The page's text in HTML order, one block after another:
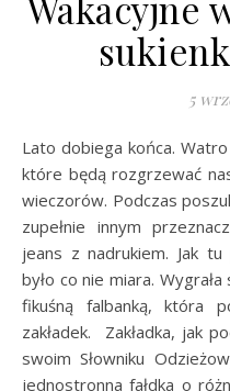
5
Lato dobiega końca. Watro jednak zachować wspomnienia,
które będą rozgrzewać
wieczorów. Podczas
zupełnie innym
jeans z nadrukiem. Jak
było co nie miara.
fikuśną falbanką, która
zakładek. Zakładka, jak
swoim Słowniku
jednostronna fałdka o